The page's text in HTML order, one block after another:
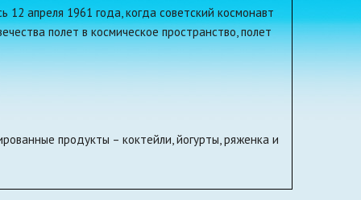
12 апреля 1961 года, когда советский космонавт
полет в космическое пространство, полет
продукты – коктейли, йогурты, ряженка и